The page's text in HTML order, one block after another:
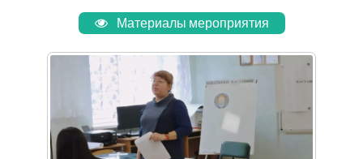
Материалы мероприятия